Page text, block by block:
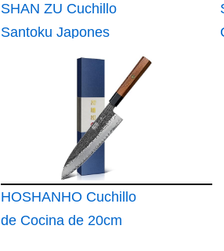
SHAN ZU Cuchillo
Santoku Japones
HOSHANHO Cuchillo
de Cocina de 20cm